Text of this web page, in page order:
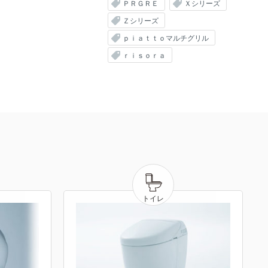
ＰＲＧＲＥ
Ｘシリーズ
Ｚシリーズ
ｐｉａｔｔｏマルチグリル
ｒｉｓｏｒａ